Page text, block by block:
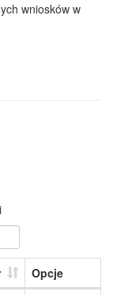
wniosków w
Opcje